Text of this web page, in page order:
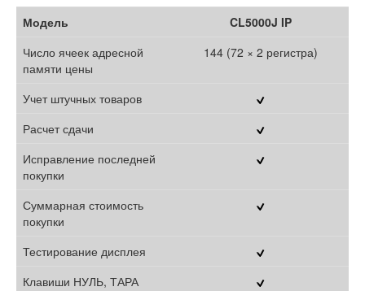
Модель
CL5000J IP
Число ячеек адресной
памяти цены
144 (72 × 2 регистра)
Учет штучных товаров
Расчет сдачи
Исправление последней
покупки
Суммарная стоимость
покупки
Тестирование дисплея
Клавиши НУЛЬ, ТАРА